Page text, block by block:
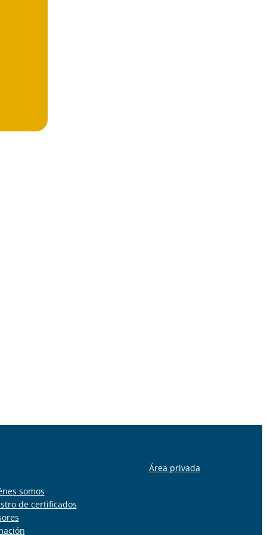
somos
de certificados
Área privada